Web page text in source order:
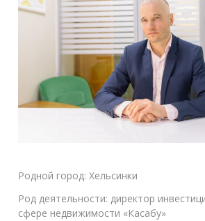
Родной город: Хельсинки
Род деятельности: директор
сфере недвижимости «Касабу»